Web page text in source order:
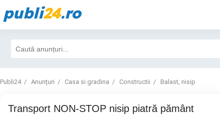
publi24.ro
Publi24 Anunțuri Casa si gradina Constructii Balast, nisip
transport NON-STOP nisip piatră pământ